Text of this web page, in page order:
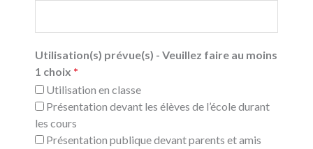
Utilisation(s) prévue(s) - Veuillez faire au moins
1 choix *
Utilisation en classe
Présentation devant les élèves de l’école durant
les cours
Présentation publique devant parents et amis